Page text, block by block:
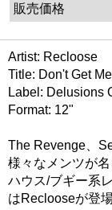
販売価格
Artist: Recloose
Title: Don't Get
Label: Delusions
Format: 12"
The Revenge、
様々なメンツが
ハウス/ブギー系
はReclooseが登